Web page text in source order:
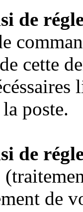
de
cette
poste.
de
de